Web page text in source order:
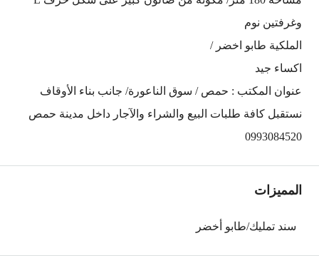
وغرفتين نوم
الملكية طابو اخضر /
اكساء جيد
عنوان المكتب : حمص / سوق الناعورة/ جانب بناء الأوقاف
نستقبل كافة طلبات البيع والشراء والآجار داخل مدينة حمص
0993084520
المميزات
سند تمليك/طابو أخضر